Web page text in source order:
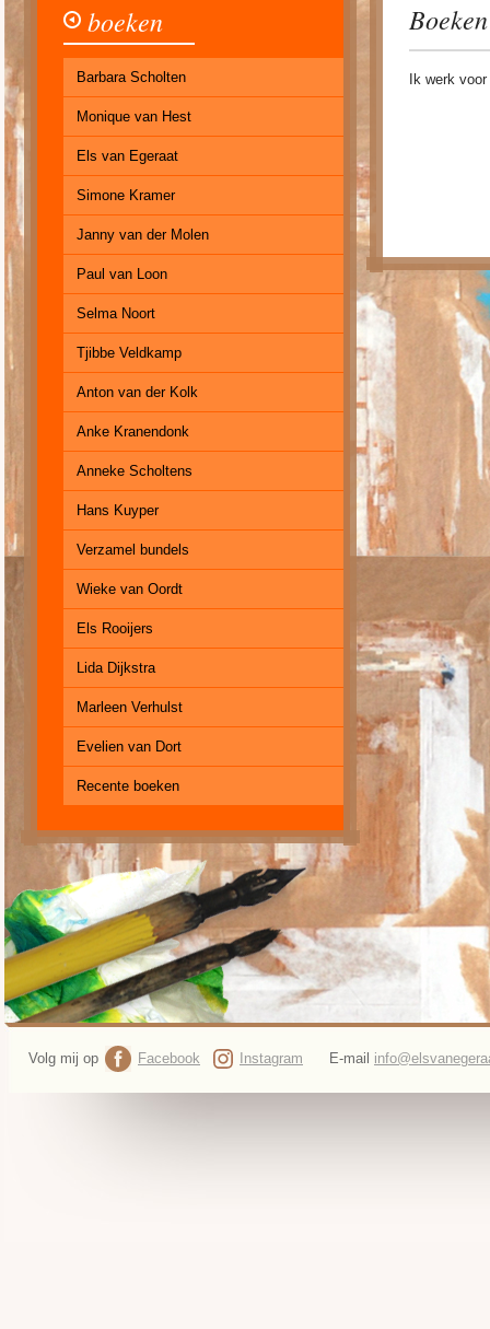
boeken
Barbara Scholten
Monique van Hest
Els van Egeraat
Simone Kramer
Janny van der Molen
Paul van Loon
Selma Noort
Tjibbe Veldkamp
Anton van der Kolk
Anke Kranendonk
Anneke Scholtens
Hans Kuyper
Verzamel bundels
Wieke van Oordt
Els Rooijers
Lida Dijkstra
Marleen Verhulst
Evelien van Dort
Recente boeken
Boeken
Ik werk
Volg mij op Facebook Instagram E-mail